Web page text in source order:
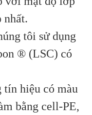
nhất.
tôi sử dụng
® (LSC) có
tín hiệu có màu
bằng cell-PE,